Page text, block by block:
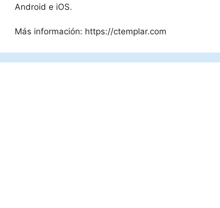
Android e iOS.
Más información: https://ctemplar.com